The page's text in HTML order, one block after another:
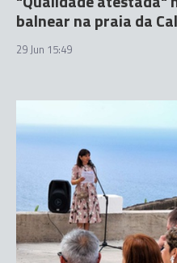
balnear na praia da
29 Jun 15:49